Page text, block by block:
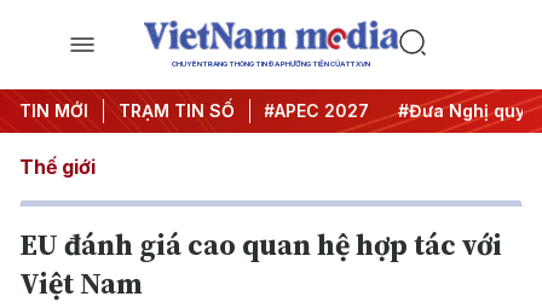
CHUYÊN TRANG THÔNG TIN ĐA PHƯƠNG TIỆN CỦA TTXVN
TIN MỚI TRẠM TIN SỐ
#Hội nghị Trung ương 3 #APEC 2027 #Đưa Nghị quyết
Thế giới
EU đánh giá cao quan hệ hợp tác với
Việt Nam